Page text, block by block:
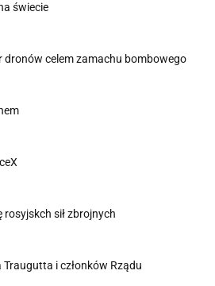
świecie
celem zamachu bombowego
sił zbrojnych
i członków Rządu